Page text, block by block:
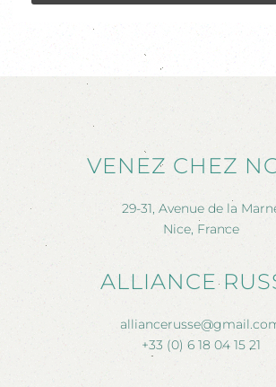
VENEZ CHEZ
29-31, Avenue de la
Nice, France
ALLIANCE
+33 (0) 6 18 04 15 21